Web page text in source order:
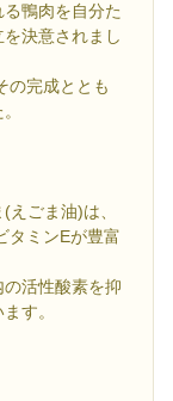
鴨肉を自分た
決意されまし
の完成ととも
ごま油)は、
タミンEが豊富
活性酸素を抑
す。